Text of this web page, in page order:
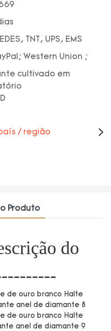
TNT, UPS, EMS
Western Union ;
cultivado em
/ região
Produto
do